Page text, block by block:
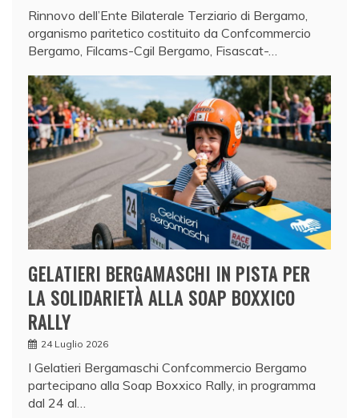
Rinnovo dell’Ente Bilaterale Terziario di Bergamo,
organismo paritetico costituito da Confcommercio
Bergamo, Filcams-Cgil Bergamo, Fisascat-…
GELATIERI BERGAMASCHI IN PISTA PER
LA SOLIDARIETÀ ALLA SOAP BOXXICO
RALLY
24 Luglio 2026
I Gelatieri Bergamaschi Confcommercio Bergamo
partecipano alla Soap Boxxico Rally, in programma
dal 24 al…